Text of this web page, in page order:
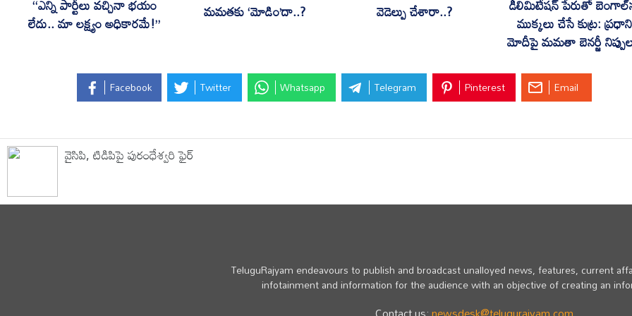
“ఎన్ని పార్టీలు వచ్చినా భయం
లేదు.. మా లక్ష్యం అధికారమే!” మమతకు ‘మోడిం’దా..? వెడెల్పు చేశారా..? డీలిమిటేషన్ పేరుతో
ముక్కలు చేసే కుట్ర: ప్రధాని
మోదీపై మమతా బెనర్జీ
Facebook Twitter Whatsapp Telegram Pinterest Email
వైసిపి, టిడిపిపై పురంధేశ్వరి ఫైర్
TeluguRajyam endeavours to publish and broadcast unalloyed news, features, current
infotainment and information for the audience with an objective of creating an